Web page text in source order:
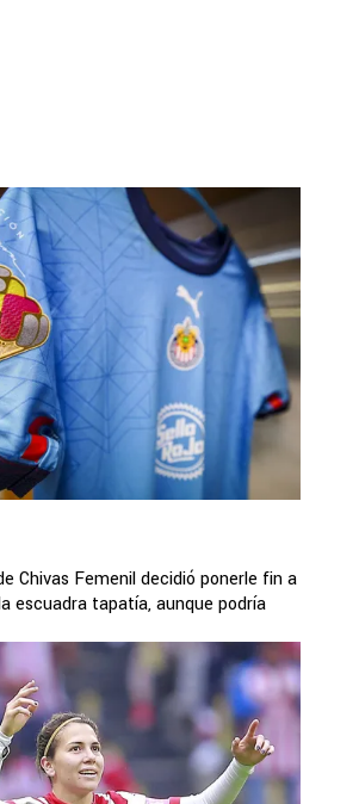
Chivas Femenil decidió ponerle fin a
escuadra tapatía, aunque podría